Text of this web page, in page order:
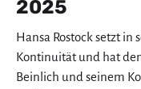
2025
Hansa Rostock setzt
Kontinuität und hat
Beinlich und seinem